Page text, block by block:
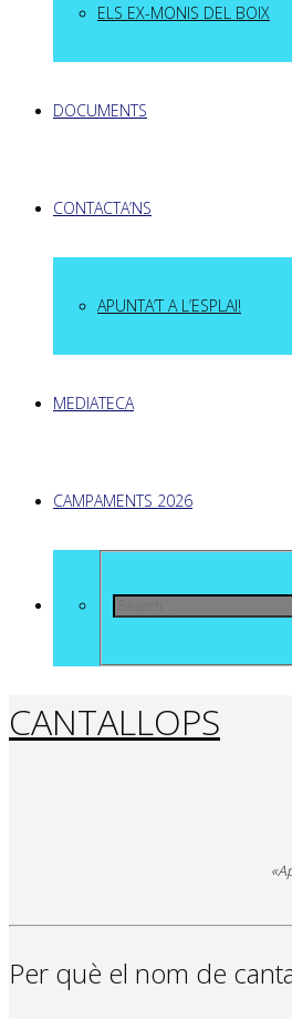
ELS EX-MONIS DEL BOIX
DOCUMENTS
CONTACTA’NS
APUNTA’T A L’ESPLAI!
MEDIATECA
CAMPAMENTS 2026
CANTALLOPS
Per què el nom de